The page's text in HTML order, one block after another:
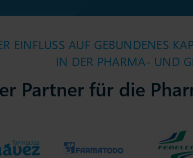
EINFLUSS AUF GEBUNDENES
IN DER PHARMA- UND
Partner für die